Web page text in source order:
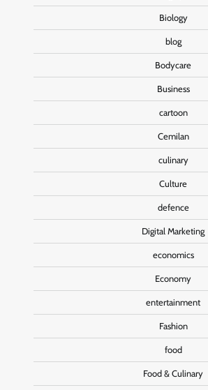
Biology
blog
Bodycare
Business
cartoon
Cemilan
culinary
Culture
defence
Digital Marketing
economics
Economy
entertainment
Fashion
food
Food & Culinary